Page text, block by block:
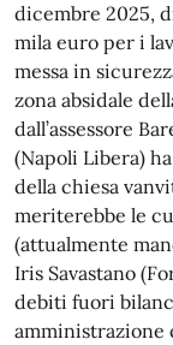
dicembre 2025,
mila euro per i
messa in
zona absidale
dall’assessore
(Napoli Libera)
della chiesa
meriterebbe le
(attualmente
Iris Savastano
debiti fuori
amministrazione